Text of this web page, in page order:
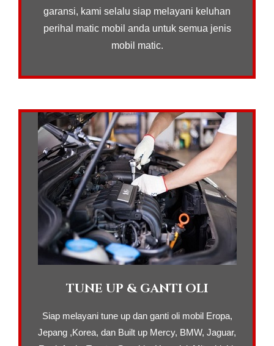
garansi, kami selalu siap melayani keluhan
perihal matic mobil anda untuk semua jenis
mobil matic.
TUNE UP & GANTI OLI
Siap melayani tune up dan ganti oli mobil Eropa,
Jepang ,Korea, dan Built up Mercy, BMW, Jaguar,